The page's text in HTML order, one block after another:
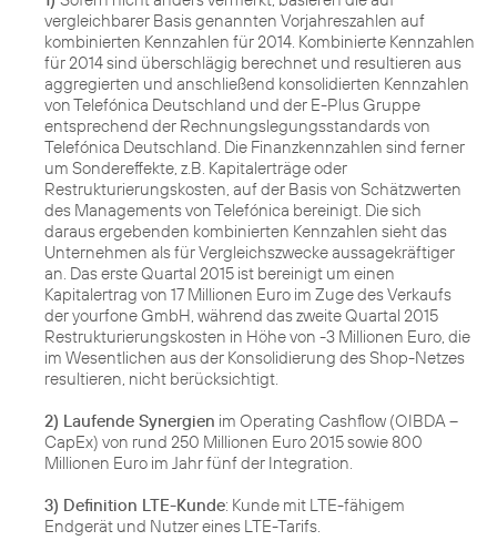
vergleichbarer Basis genannten Vorjahreszahlen auf
kombinierten Kennzahlen für 2014. Kombinierte Kennzahlen
für 2014 sind überschlägig berechnet und resultieren aus
aggregierten und anschließend konsolidierten Kennzahlen
von Telefónica Deutschland und der E-Plus Gruppe
entsprechend der Rechnungslegungsstandards von
Telefónica Deutschland. Die Finanzkennzahlen sind ferner
um Sondereffekte, z.B. Kapitalerträge oder
Restrukturierungskosten, auf der Basis von Schätzwerten
des Managements von Telefónica bereinigt. Die sich
daraus ergebenden kombinierten Kennzahlen sieht das
Unternehmen als für Vergleichszwecke aussagekräftiger
an. Das erste Quartal 2015 ist bereinigt um einen
Kapitalertrag von 17 Millionen Euro im Zuge des Verkaufs
der yourfone GmbH, während das zweite Quartal 2015
Restrukturierungskosten in Höhe von -3 Millionen Euro, die
im Wesentlichen aus der Konsolidierung des Shop-Netzes
resultieren, nicht berücksichtigt.
2) Laufende Synergien im Operating Cashflow (OIBDA –
CapEx) von rund 250 Millionen Euro 2015 sowie 800
Millionen Euro im Jahr fünf der Integration.
3) Definition LTE-Kunde: Kunde mit LTE-fähigem
Endgerät und Nutzer eines LTE-Tarifs.